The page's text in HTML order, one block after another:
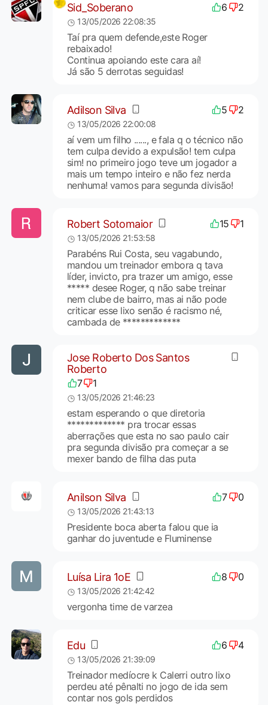
Sid_Soberano 6 2
13/05/2026 22:08:35
Taí pra quem defende,este Roger
rebaixado!
Continua apoiando este cara aí!
Já são 5 derrotas seguidas!
Adilson Silva 5 2
13/05/2026 22:00:08
aí vem um filho ......, e fala q o técnico não
tem culpa devido a expulsão! tem culpa
sim! no primeiro jogo teve um jogador a
mais um tempo inteiro e não fez nerda
nenhuma! vamos para segunda divisão!
Robert Sotomaior 15 1
13/05/2026 21:53:58
Parabéns Rui Costa, seu vagabundo,
mandou um treinador embora q tava
líder, invicto, pra trazer um amigo, esse
***** desee Roger, q não sabe treinar
nem clube de bairro, mas ai não pode
criticar esse lixo senão é racismo né,
cambada de *************
Jose Roberto Dos Santos
Roberto
7 1
13/05/2026 21:46:23
estam esperando o que diretoria
************* pra trocar essas
aberrações que esta no sao paulo cair
pra segunda divisão pra começar a se
mexer bando de filha das puta
Anilson Silva 7 0
13/05/2026 21:43:13
Presidente boca aberta falou que ia
ganhar do juventude e Fluminense
Luísa Lira 1oE 8 0
13/05/2026 21:42:42
vergonha time de varzea
Edu 6 4
13/05/2026 21:39:09
Treinador medíocre k Calerri outro lixo
perdeu até pênalti no jogo de ida sem
contar nos gols perdidos